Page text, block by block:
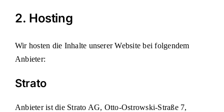
2. Hosting
Wir hosten die Inhalte unserer Website bei folgendem
Anbieter:
Strato
Anbieter ist die Strato AG, Otto-Ostrowski-Straße 7,